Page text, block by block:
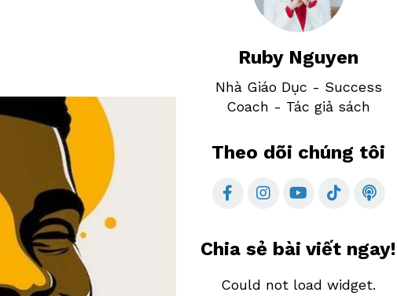
Ruby Nguyen
Nhà Giáo Dục - Success
Coach - Tác giả sách
Theo dõi chúng tôi
Chia sẻ bài viết ngay!
Could not load widget.